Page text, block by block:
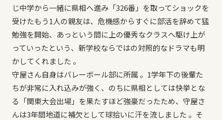
じ中学から一緒に県相へ進み「326番」を取ってショックを
受けたもう1人の親友は、危機感からすぐに部活を辞めて猛
勉強を開始、あっという間に上の優秀なクラスへ駆け上が
っていったという、新学校ならではの対照的なドラマも明
かしてくれました 。
守屋さん自身はバレーボール部に所属 。1学年下の後輩た
ちが非常に入れ込みが強く、のちに県相としては快挙とな
る「関東大会出場」を果たすほど強豪だったため、守屋さ
んは3年間地道に補欠として球拾いに汗を流しました 。そ